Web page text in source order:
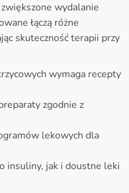
wydalanie
łączą różne
skuteczność terapii przy
wymaga recepty
zgodnie z
lekowych dla
insuliny, jak i doustne leki